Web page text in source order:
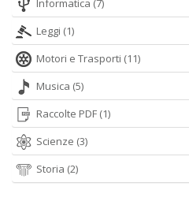
Informatica (7)
Leggi (1)
Motori e Trasporti (11)
Musica (5)
Raccolte PDF (1)
Scienze (3)
Storia (2)